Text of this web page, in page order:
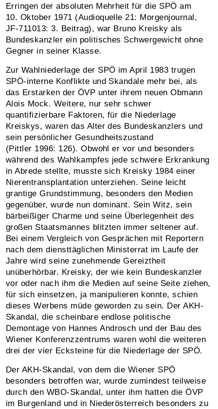
Erringen der absoluten Mehrheit für die SPÖ am
10. Oktober 1971 (Audioquelle 21: Morgenjournal,
JF‑711013: 3. Beitrag), war Bruno Kreisky als
Bundeskanzler ein politisches Schwergewicht ohne
Gegner in seiner Klasse.
Zur Wahlniederlage der SPÖ im April 1983 trugen
SPÖ-interne Konflikte und Skandale mehr bei, als
das Erstarken der ÖVP unter ihrem neuen Obmann
Alois Mock. Weitere, nur sehr schwer
quantifizierbare Faktoren, für die Niederlage
Kreiskys, waren das Alter des Bundeskanzlers und
sein persönlicher Gesundheitszustand
(Pittler 1996: 126). Obwohl er vor und besonders
während des Wahlkampfes jede schwere Erkrankung
in Abrede stellte, musste sich Kreisky 1984 einer
Nierentransplantation unterziehen. Seine leicht
grantige Grundstimmung, besonders den Medien
gegenüber, wurde nun dominant. Sein Witz, sein
bärbeißiger Charme und seine Überlegenheit des
großen Staatsmannes blitzten immer seltener auf.
Bei einem Vergleich von Gesprächen mit Reportern
nach dem diensttäglichen Ministerrat im Laufe der
Jahre wird seine zunehmende Gereiztheit
unüberhörbar. Kreisky, der wie kein Bundeskanzler
vor oder nach ihm die Medien auf seine Seite ziehen,
für sich einsetzen, ja manipulieren konnte, schien
dieses Werbens müde geworden zu sein. Der AKH-
Skandal, die scheinbare endlose politische
Demontage von Hannes Androsch und der Bau des
Wiener Konferenzzentrums waren wohl die weiteren
drei der vier Ecksteine für die Niederlage der SPÖ.
Der AKH-Skandal, von dem die Wiener SPÖ
besonders betroffen war, wurde zumindest teilweise
durch den WBO-Skandal, unter ihm hatten die ÖVP
im Burgenland und in Niederösterreich besonders zu